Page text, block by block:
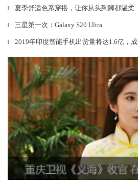
▎ 夏季舒适色系穿搭，让你从头到脚都温柔
▎ 三星第一次：Galaxy S20 Ultra
▎ 2019年印度智能手机出货量将达1.6亿，成